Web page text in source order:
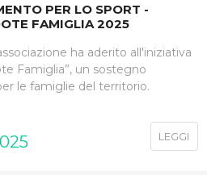
PER LO SPORT -
FAMIGLIA 2025
ha aderito all'iniziativa
Famiglia”, un sostegno
le famiglie del territorio.
LEGGI